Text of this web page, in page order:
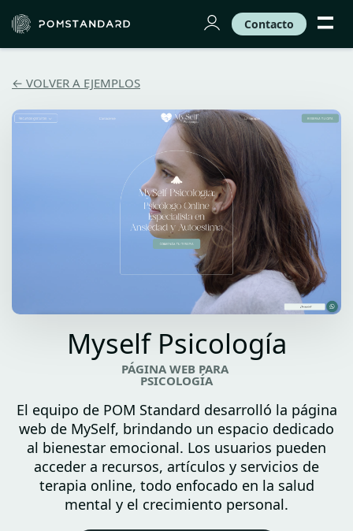
Contacto
← VOLVER A EJEMPLOS
Myself Psicología
PÁGINA WEB PARA
PSICOLOGÍA
El equipo de POM Standard desarrolló la página
web de MySelf, brindando un espacio dedicado
al bienestar emocional. Los usuarios pueden
acceder a recursos, artículos y servicios de
terapia online, todo enfocado en la salud
mental y el crecimiento personal.